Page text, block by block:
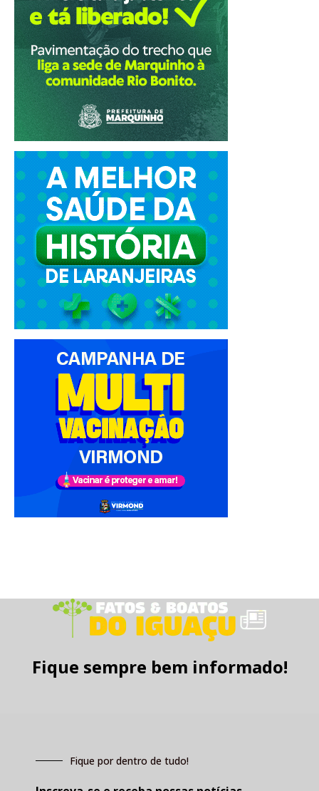
Fique sempre bem informado!
Fique por dentro de tudo!